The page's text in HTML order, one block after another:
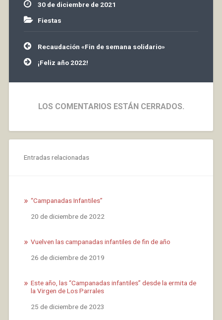
30 de diciembre de 2021
Fiestas
Navegación
de
entradas
Recaudación «Fin de semana solidario»
¡Feliz año 2022!
LOS COMENTARIOS ESTÁN CERRADOS.
Entradas relacionadas
“Campanadas Infantiles”
Fecha
20 de diciembre de 2022
Vuelven las campanadas infantiles de fin de año
Fecha
26 de diciembre de 2019
Este año, las “Campanadas infantiles” desde la ermita de
la Virgen de Los Parrales
Fecha
25 de diciembre de 2023